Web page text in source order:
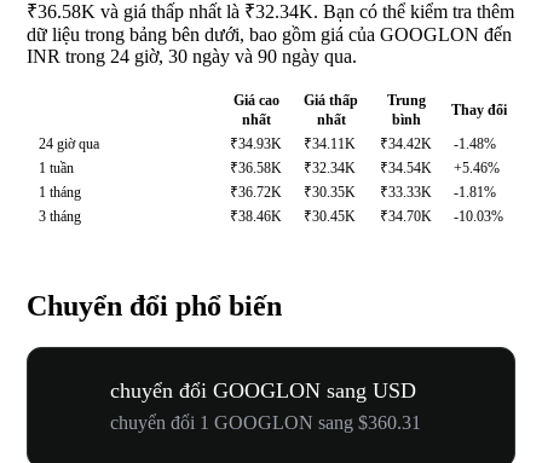
₹36.58K và giá thấp nhất là ₹32.34K. Bạn có thể kiểm tra thêm
dữ liệu trong bảng bên dưới, bao gồm giá của GOOGLON đến
INR trong 24 giờ, 30 ngày và 90 ngày qua.
Giá cao
nhất
Giá thấp
nhất
Trung
bình
Thay đổi
24 giờ qua
₹34.93K ₹34.11K ₹34.42K
-1.48%
1 tuần
₹36.58K ₹32.34K ₹34.54K
+5.46%
1 tháng
₹36.72K ₹30.35K ₹33.33K
-1.81%
3 tháng
₹38.46K ₹30.45K ₹34.70K -10.03%
Chuyển đổi phổ biến
chuyển đổi GOOGLON sang USD
chuyển đổi 1 GOOGLON sang $360.31